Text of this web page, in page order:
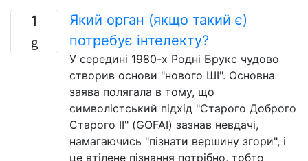
1
Який орган (якщо такий є)
потребує інтелекту?
У середині 1980-х Родні Брукс чудово
створив основи "нового ШІ". Основна
заява полягала в тому, що
символістський підхід "Старого Доброго
Старого ІІ" (GOFAI) зазнав невдачі,
намагаючись "пізнати вершину згори", і
це втілене пізнання потрібно, тобто